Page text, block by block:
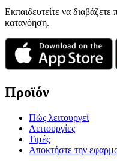
Εκπαιδευτείτε να
κατανόηση.
Προϊόν
Πώς λειτουργεί
Λειτουργίες
Τιμές
Αποκτήστε την